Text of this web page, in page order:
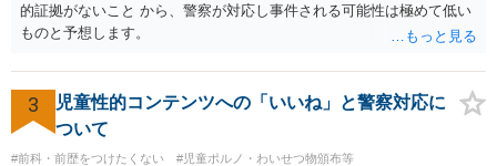
的証拠がないこと から、警察が対応し事件される可能性は極めて低い
ものと予想します。
3
児童性的コンテンツへの「いいね」と警察対応に
ついて
#前科・前歴をつけたくない
#児童ポルノ・わいせつ物頒布等